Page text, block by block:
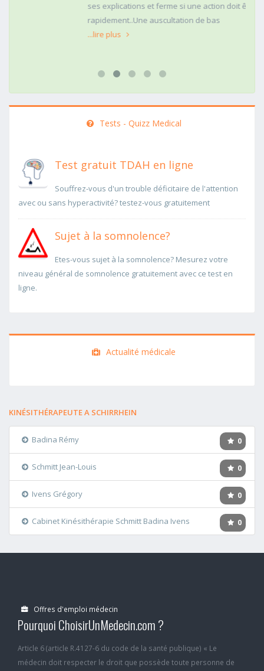
ses explications et ferme si une action doit être menée
rapidement..Une auscultation de bas
Tests - Quizz Medical
Test gratuit TDAH en ligne
Souffrez-vous d'un trouble déficitaire de l'attention
avec ou sans hyperactivité? testez-vous gratuitement
Sujet à la somnolence?
Etes-vous sujet à la somnolence? Mesurez votre
niveau général de somnolence gratuitement avec ce test en
ligne.
Actualité médicale
KINÉSITHÉRAPEUTE A SCHIRRHEIN
0
Badina Rémy
0
Schmitt Jean-Louis
0
Ivens Grégory
0
Cabinet Kinésithérapie Schmitt Badina Ivens
Offres d'emploi médecin
Pourquoi ChoisirUnMedecin.com ?
Article 6 (article R.4127-6 du code de la santé publique) « Le
médecin doit respecter le droit que possède toute personne de